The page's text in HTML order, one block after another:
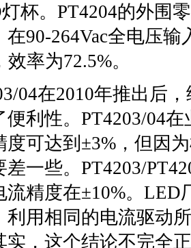
杯。PT4204的外围
在90-264Vac全电压
率为72.5%。
04在2010年推出后
便利性。PT4203/04
度可达到±3%，但因
差一些。PT4203/
流精度在±10%。
利用相同的电流驱动
实，这个结论不完全